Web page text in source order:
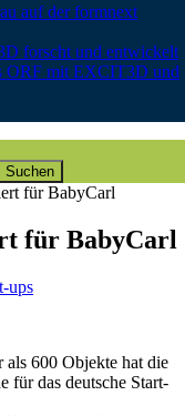
auf der formnext
forscht und entwickelt
ORF mit EXCIT3D und
für BabyCarl
für BabyCarl
ups
600 Objekte hat die
für das deutsche Start-